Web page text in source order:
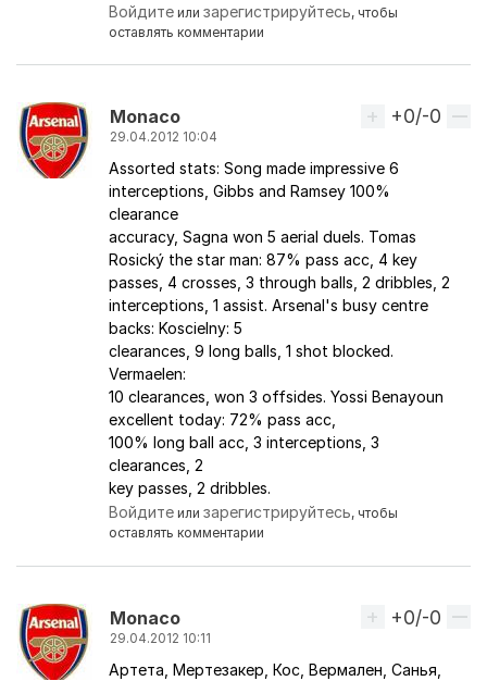
Войдите илизарегистрируйтесь, чтобы
оставлять комментарии
Monaco
29.04.2012 10:04
Вверх
+0/-0
Assorted stats: Song made impressive 6
interceptions, Gibbs and Ramsey 100%
clearance
accuracy, Sagna won 5 aerial duels. Tomas
Rosický the star man: 87% pass acc, 4 key
passes, 4 crosses, 3 through balls, 2 dribbles, 2
interceptions, 1 assist. Arsenal's busy centre
backs: Koscielny: 5
clearances, 9 long balls, 1 shot blocked.
Vermaelen:
10 clearances, won 3 offsides. Yossi Benayoun
excellent today: 72% pass acc,
100% long ball acc, 3 interceptions, 3
clearances, 2
key passes, 2 dribbles.
Войдите илизарегистрируйтесь, чтобы
оставлять комментарии
Monaco
29.04.2012 10:11
Вверх
+0/-0
Артета, Мертезакер, Кос, Вермален, Санья,